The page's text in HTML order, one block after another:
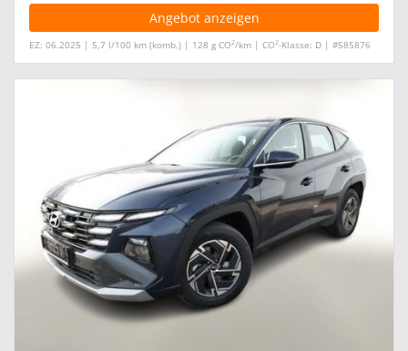
Angebot anzeigen
EZ: 06.2025 | 5,7 l/100 km (komb.) | 128 g CO2/km | CO2-Klasse: D | #585876